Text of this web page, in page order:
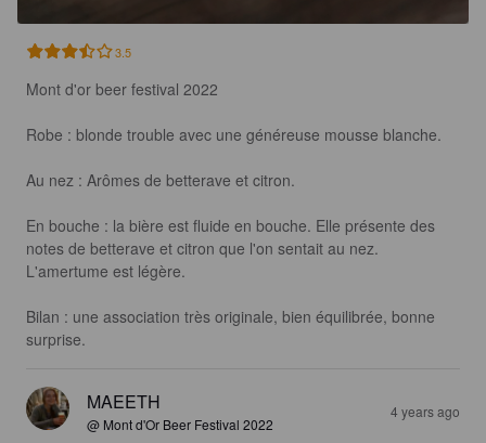
3.5
Mont d'or beer festival 2022
Robe : blonde trouble avec une généreuse mousse blanche.
Au nez : Arômes de betterave et citron.
En bouche : la bière est fluide en bouche. Elle présente des
notes de betterave et citron que l'on sentait au nez.
L'amertume est légère.
Bilan : une association très originale, bien équilibrée, bonne
surprise.
MAEETH
@ Mont d'Or Beer Festival 2022
4 years ago